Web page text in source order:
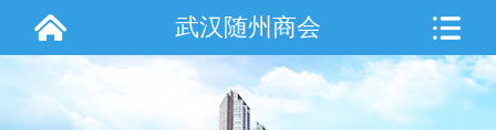
武汉随州商会